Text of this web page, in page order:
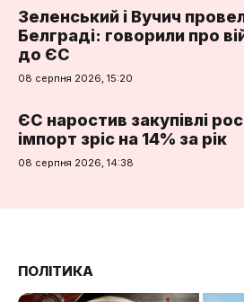
Зеленський і Вучич
Белграді: говорили про
до ЄС
08 серпня 2026, 15:20
ЄС наростив закупівлі
імпорт зріс на 14% за рік
08 серпня 2026, 14:38
ПОЛІТИКА